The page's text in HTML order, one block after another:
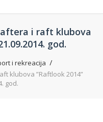
i raft klubova
god.
i rekreacija
klubova ”Raftlook 2014”
god.